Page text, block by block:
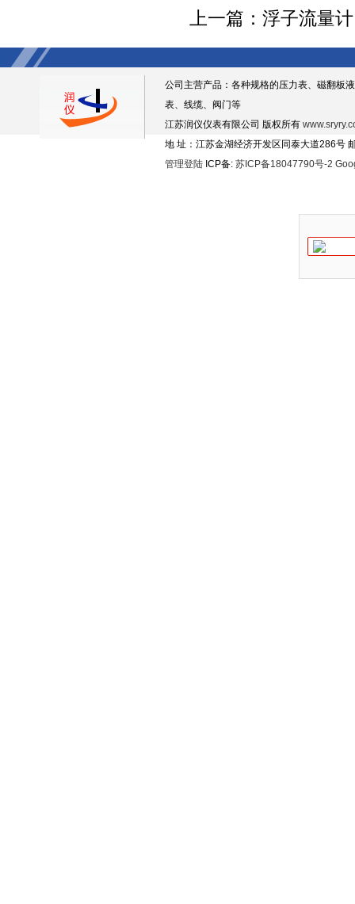
上一篇： 浮子流量计
公司主营产品：各种规格的压力表、磁翻板
表、线缆、阀门等
江苏润仪仪表有限公司 版权所有
地 址：江苏金湖经济开发区同泰大道286号
管理登陆 ICP备: 苏ICP备18047790号-2